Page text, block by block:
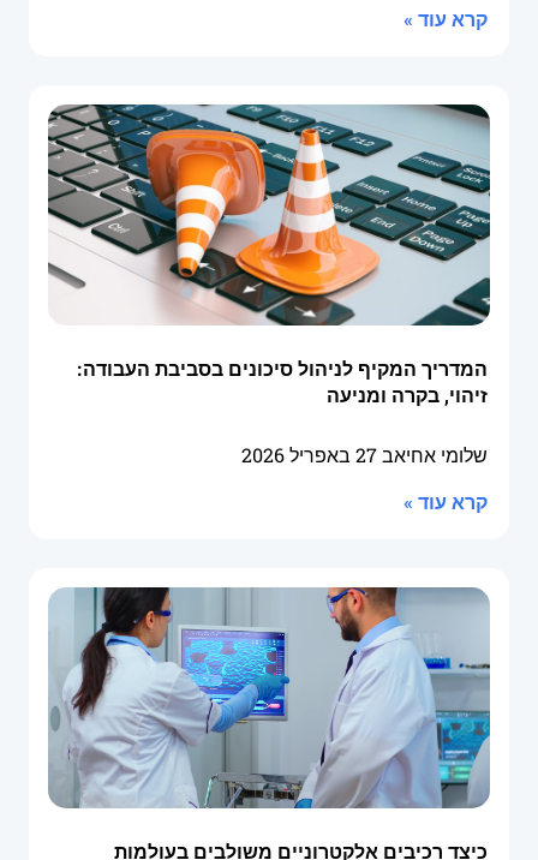
קרא עוד »
המדריך המקיף לניהול סיכונים בסביבת העבודה:
זיהוי, בקרה ומניעה
שלומי אחיאב27 באפריל 2026
קרא עוד »
כיצד רכיבים אלקטרוניים משולבים בעולמות